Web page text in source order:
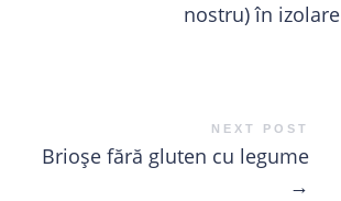
nostru) în izolare
NEXT POST
Brioșe fără gluten cu legume
→